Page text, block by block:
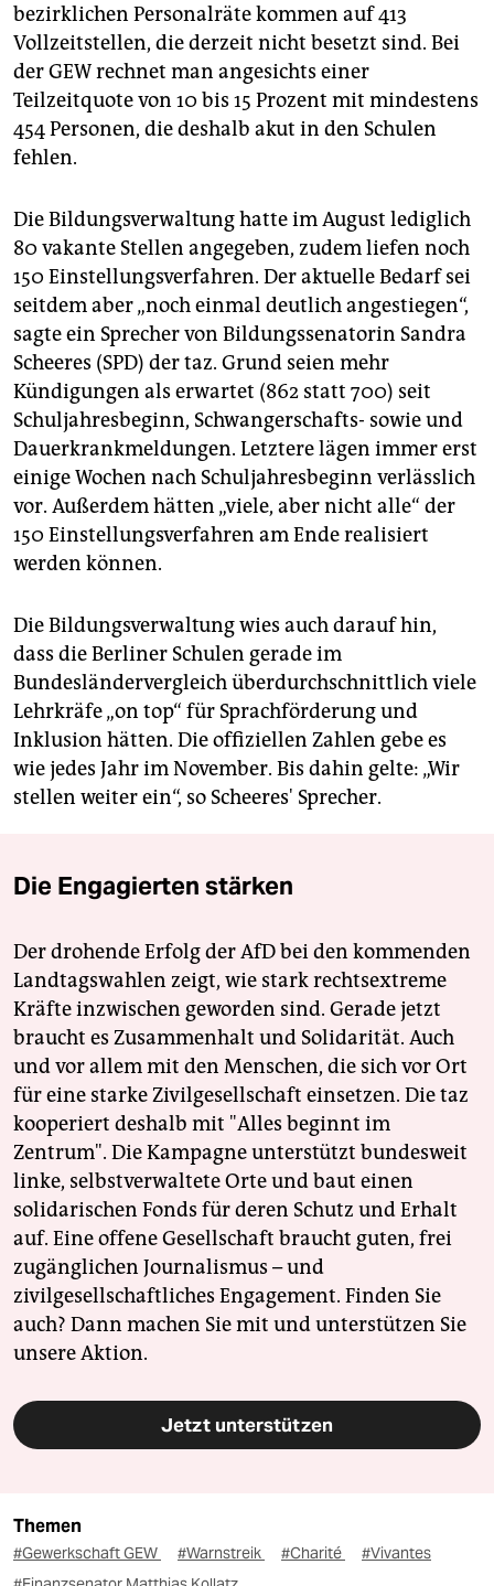
bezirklichen Personalräte kommen auf 413
Vollzeitstellen, die derzeit nicht besetzt sind. Bei
der GEW rechnet man angesichts einer
Teilzeitquote von 10 bis 15 Prozent mit mindestens
454 Personen, die deshalb akut in den Schulen
fehlen.
Die Bildungsverwaltung hatte im August lediglich
80 vakante Stellen angegeben, zudem liefen noch
150 Einstellungsverfahren. Der aktuelle Bedarf sei
seitdem aber „noch einmal deutlich angestiegen“,
sagte ein Sprecher von Bildungssenatorin Sandra
Scheeres (SPD) der taz. Grund seien mehr
Kündigungen als erwartet (862 statt 700) seit
Schuljahresbeginn, Schwangerschafts- sowie und
Dauerkrankmeldungen. Letztere lägen immer erst
einige Wochen nach Schuljahresbeginn verlässlich
vor. Außerdem hätten „viele, aber nicht alle“ der
150 Einstellungsverfahren am Ende realisiert
werden können.
Die Bildungsverwaltung wies auch darauf hin,
dass die Berliner Schulen gerade im
Bundesländervergleich überdurchschnittlich viele
Lehrkräfe „on top“ für Sprachförderung und
Inklusion hätten. Die offiziellen Zahlen gebe es
wie jedes Jahr im November. Bis dahin gelte: „Wir
stellen weiter ein“, so Scheeres' Sprecher.
Die Engagierten stärken
Der drohende Erfolg der AfD bei den kommenden
Landtagswahlen zeigt, wie stark rechtsextreme
Kräfte inzwischen geworden sind. Gerade jetzt
braucht es Zusammenhalt und Solidarität. Auch
und vor allem mit den Menschen, die sich vor Ort
für eine starke Zivilgesellschaft einsetzen. Die taz
kooperiert deshalb mit "Alles beginnt im
Zentrum". Die Kampagne unterstützt bundesweit
linke, selbstverwaltete Orte und baut einen
solidarischen Fonds für deren Schutz und Erhalt
auf. Eine offene Gesellschaft braucht guten, frei
zugänglichen Journalismus – und
zivilgesellschaftliches Engagement. Finden Sie
auch? Dann machen Sie mit und unterstützen Sie
unsere Aktion.
Jetzt unterstützen
Themen
#Gewerkschaft GEW #Warnstreik #Charité
#Vivantes